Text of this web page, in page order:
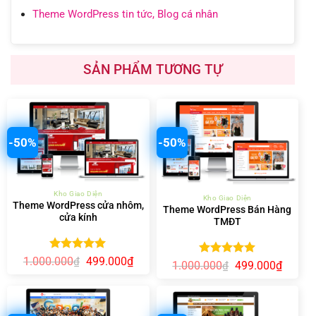
Theme WordPress tin tức, Blog cá nhân
SẢN PHẨM TƯƠNG TỰ
-50%
Kho Giao Diện
Theme WordPress cửa nhôm,
cửa kính
Được xếp
1.000.000₫ Giá
1.000.000₫.
499.000₫Giá
hiện
499.000₫.
-50%
Kho Giao Diện
Theme WordPress Bán Hàng
TMĐT
Được xếp
1.000.000₫ Giá
1.000.000₫.
499.000₫Giá
hiện